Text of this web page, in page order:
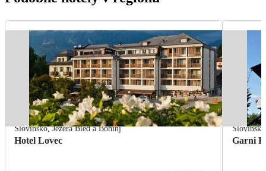
Slovinsko,Jezera Bled a Bohinj
Hotel Lovec
Slovinsko
Garni